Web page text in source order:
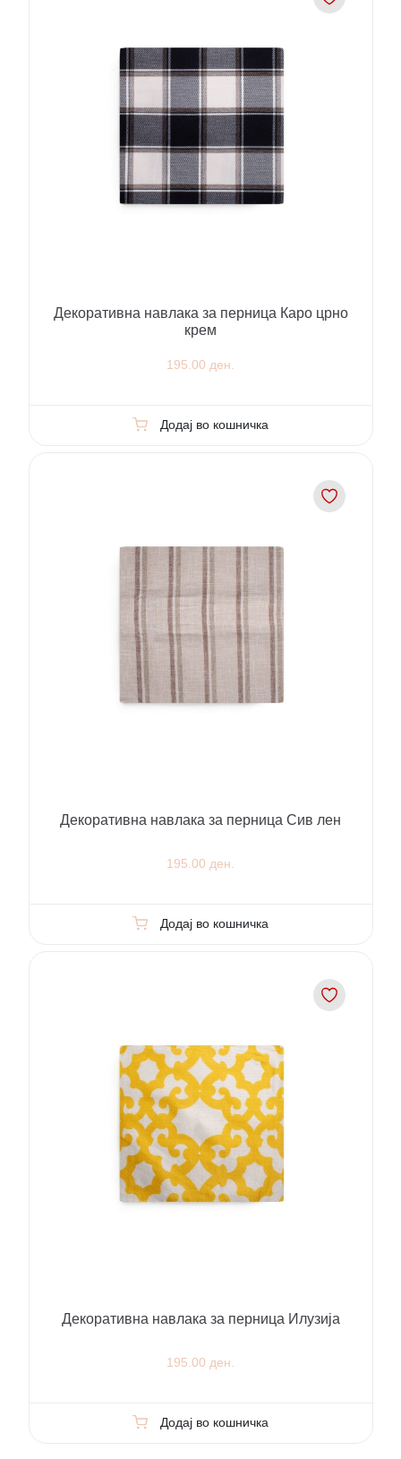
Декоративна навлака за перница Каро црно
крем
195.00 ден.
Додај во кошничка
Декоративна навлака за перница Сив лен
195.00 ден.
Додај во кошничка
Декоративна навлака за перница Илузија
195.00 ден.
Додај во кошничка